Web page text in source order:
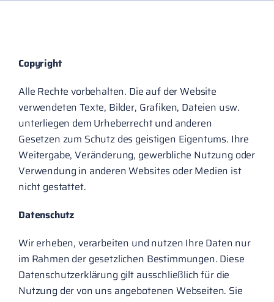
Copyright
Alle Rechte vorbehalten. Die auf der Website
verwendeten Texte, Bilder, Grafiken, Dateien usw.
unterliegen dem Urheberrecht und anderen
Gesetzen zum Schutz des geistigen Eigentums. Ihre
Weitergabe, Veränderung, gewerbliche Nutzung oder
Verwendung in anderen Websites oder Medien ist
nicht gestattet.
Datenschutz
Wir erheben, verarbeiten und nutzen Ihre Daten nur
im Rahmen der gesetzlichen Bestimmungen. Diese
Datenschutzerklärung gilt ausschließlich für die
Nutzung der von uns angebotenen Webseiten. Sie